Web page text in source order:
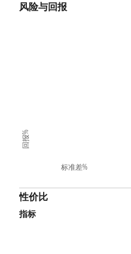
风险与回报
标准差%
回报%
性价比
指标